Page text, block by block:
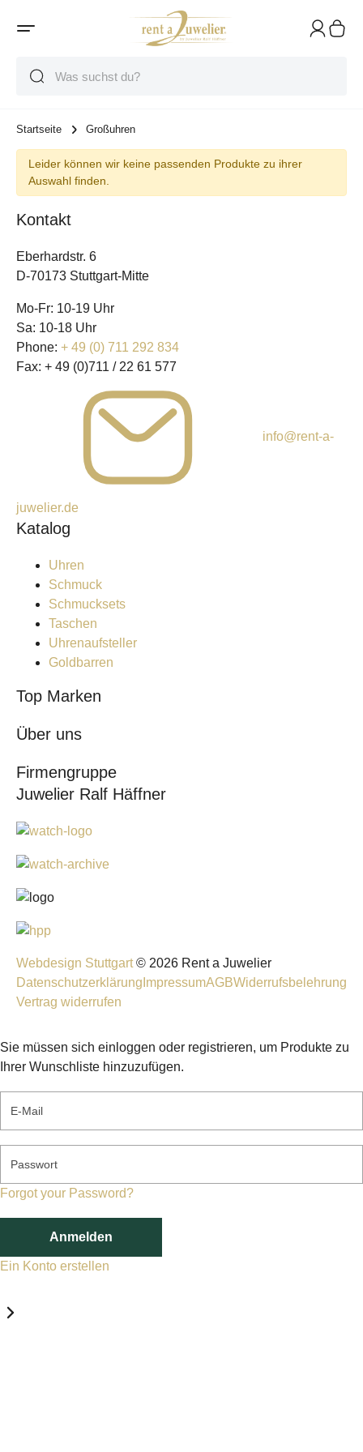
Startseite Großuhren
Leider können wir keine passenden Produkte zu ihrer
Auswahl finden.
Kontakt
Eberhardstr. 6
D-70173 Stuttgart-Mitte
Mo-Fr: 10-19 Uhr
Sa: 10-18 Uhr
Phone: + 49 (0) 711 292 834
Fax: + 49 (0)711 / 22 61 577
info@rent-a-
juwelier.de
Katalog
Uhren
Schmuck
Schmucksets
Taschen
Uhrenaufsteller
Goldbarren
Top Marken
Über uns
Firmengruppe
Juwelier Ralf Häffner
Webdesign Stuttgart © 2026 Rent a Juwelier
Datenschutzerklärung ImpressumAGBWiderrufsbelehrung
Vertrag widerrufen
Sie müssen sich einloggen oder registrieren, um Produkte zu
Ihrer Wunschliste hinzuzufügen.
E-Mail
Passwort
Forgot your Password?
Anmelden
Ein Konto erstellen